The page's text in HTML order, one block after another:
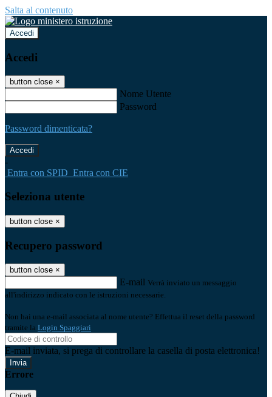
Salta al contenuto
Accedi
Accedi
button close ×
Nome Utente
Password
Password dimenticata?
-
Entra con SPID Entra con CIE
Seleziona utente
button close ×
Recupero password
button close ×
E-mail Verrà inviato un messaggio
all'indirizzo indicato con le istruzioni necessarie.
Non hai una e-mail associata al nome utente? Effettua il reset della password
tramite la Login Spaggiari
E-mail inviata, si prega di controllare la casella di posta elettronica!
Errore